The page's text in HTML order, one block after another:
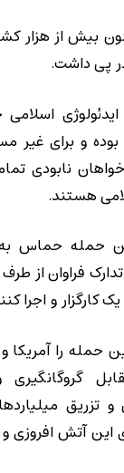
بیش از هزار
پی داشت.
ایدئولوژی
و برای غیر
نابودی
هستند.
حمله حماس به
فراوان از
و اجرا
حمله را آمریکا و
تزریق
این آتش افروزی